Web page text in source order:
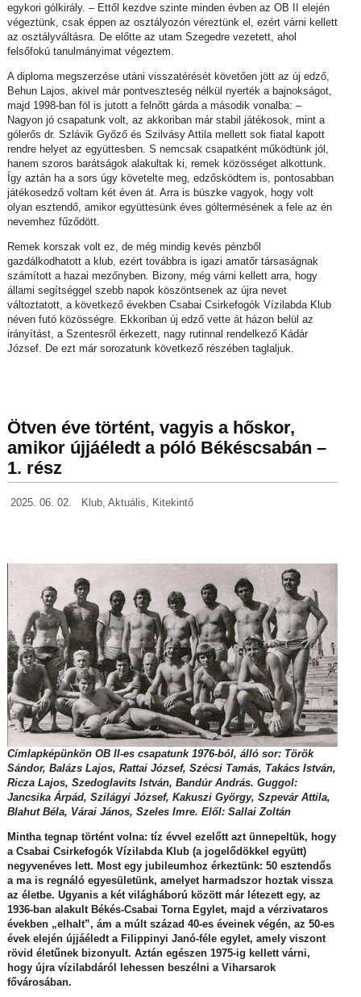
egykori gólkirály. – Ettől kezdve szinte minden évben az OB II elején
végeztünk, csak éppen az osztályozón véreztünk el, ezért várni kellett
az osztályváltásra. De előtte az utam Szegedre vezetett, ahol
felsőfokú tanulmányimat végeztem.
A diploma megszerzése utáni visszatérését követően jött az új edző,
Behun Lajos, akivel már pontveszteség nélkül nyerték a bajnokságot,
majd 1998-ban föl is jutott a felnőtt gárda a második vonalba: –
Nagyon jó csapatunk volt, az akkoriban már stabil játékosok, mint a
gólerős dr. Szlávik Győző és Szilvásy Attila mellett sok fiatal kapott
rendre helyet az együttesben. S nemcsak csapatként működtünk jól,
hanem szoros barátságok alakultak ki, remek közösséget alkottunk.
Így aztán ha a sors úgy követelte meg, edzősködtem is, pontosabban
játékosedző voltam két éven át. Arra is büszke vagyok, hogy volt
olyan esztendő, amikor együttesünk éves góltermésének a fele az én
nevemhez fűződött.
Remek korszak volt ez, de még mindig kevés pénzből
gazdálkodhatott a klub, ezért továbbra is igazi amatőr társaságnak
számított a hazai mezőnyben. Bizony, még várni kellett arra, hogy
állami segítséggel szebb napok köszöntsenek az újra nevet
változtatott, a következő években Csabai Csirkefogók Vízilabda Klub
néven futó közösségre. Ekkoriban új edző vette át házon belül az
irányítást, a Szentesről érkezett, nagy rutinnal rendelkező Kádár
József. De ezt már sorozatunk következő részében taglaljuk.
Ötven éve történt, vagyis a hőskor,
amikor újjáéledt a póló Békéscsabán –
1. rész
2025. 06. 02. Klub, Aktuális Kitekintő
Címlapképünkön OB II-es csapatunk 1976-ból, álló sor: Török
Sándor, Balázs Lajos, Rattai József, Szécsi Tamás, Takács István,
Ricza Lajos, Szedoglavits István, Bandúr András. Guggol:
Jancsika Árpád, Szilágyi József, Kakuszi György, Szpevár Attila,
Blahut Béla, Várai János, Szeles Imre. Elől: Sallai Zoltán
Mintha tegnap történt volna: tíz évvel ezelőtt azt ünnepeltük, hogy
a Csabai Csirkefogók Vízilabda Klub (a jogelődökkel együtt)
negyvenéves lett. Most egy jubileumhoz érkeztünk: 50 esztendős
a ma is regnáló egyesületünk, amelyet harmadszor hoztak vissza
az életbe. Ugyanis a két világháború között már létezett egy, az
1936-ban alakult Békés-Csabai Torna Egylet, majd a vérzivataros
években „elhalt”, ám a múlt század 40-es éveinek végén, az 50-es
évek elején újjáéledt a Filippinyi Janó-féle egylet, amely viszont
rövid életűnek bizonyult. Aztán egészen 1975-ig kellett várni,
hogy újra vízilabdáról lehessen beszélni a Viharsarok
fővárosában.